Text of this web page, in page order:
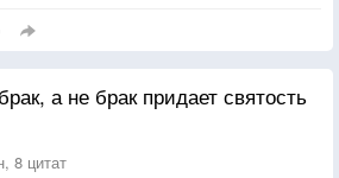
после слёз.
стихи в моей крови...
я понял,
как огонь,
а не брак придает святость
8 цитат